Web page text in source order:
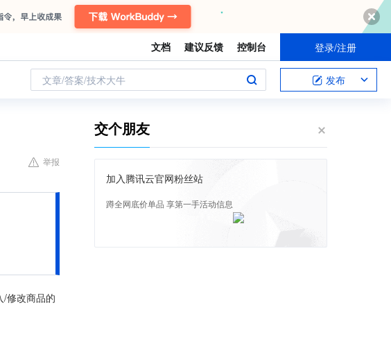
文档 建议反馈 控制台 登录/注册
文章/答案/技术大牛 发布
举报
/修改商品的
交个朋友
加入腾讯云官网粉丝站
蹲全网底价单品 享第一手活动信息